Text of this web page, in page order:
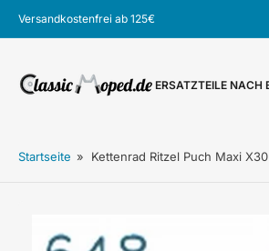
Inhalt
Versandkostenfrei ab 125€
ERSATZTEILE NACH
Startseite » Kettenrad Ritzel Puch Maxi
Produktinformationen